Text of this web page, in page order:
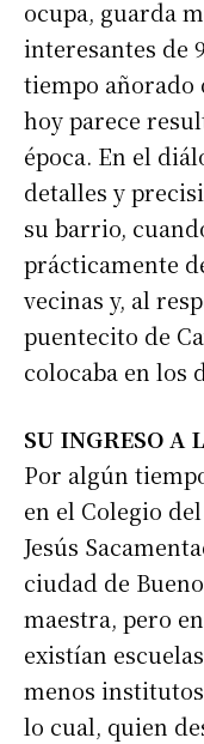
ocupa, guarda
interesantes de
tiempo añorado
hoy parece
época. En el
detalles y
su barrio,
prácticamente
vecinas y, al
puentecito de
colocaba en los
SU INGRESO A
Por algún
en el Colegio
Jesús
ciudad de
maestra, pero
existían
menos
lo cual, quien